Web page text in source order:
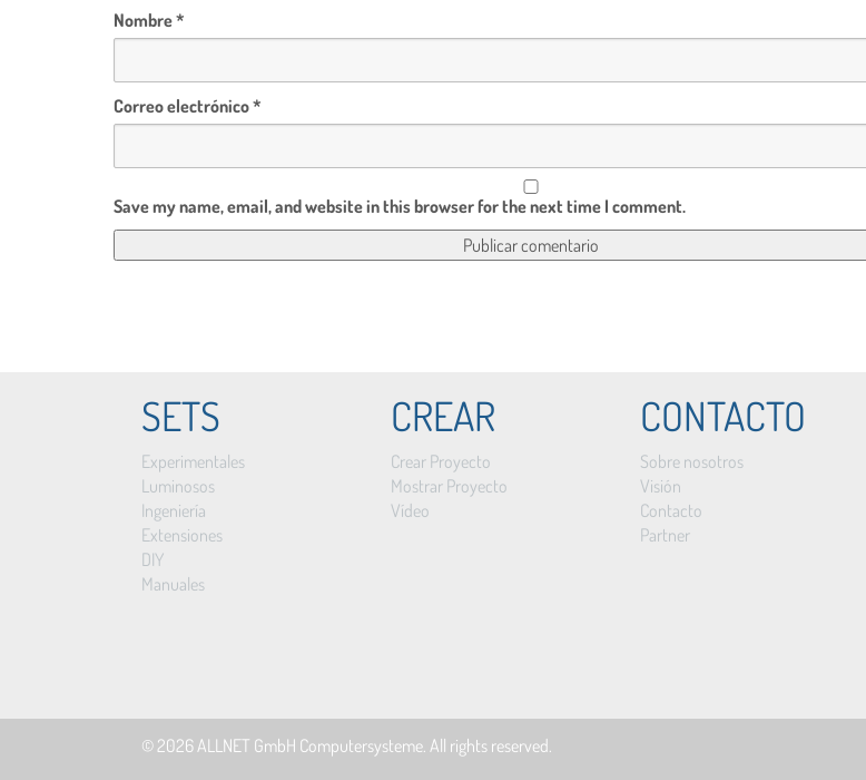
Nombre*
Correo electrónico*
Save my name, email, and website in this browser for the next time I comment.
SETS
Experimentales
Luminosos
Ingeniería
Extensiones
DIY
Manuales
CREAR
Crear Proyecto
Mostrar Proyecto
Vídeo
CONTACTO
Sobre nosotros
Visión
Contacto
Partner
© 2026ALLNET GmbH Computersysteme. All rights reserved.